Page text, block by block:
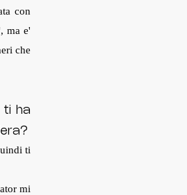
con
ma e'
che
ti ha
ti
mi